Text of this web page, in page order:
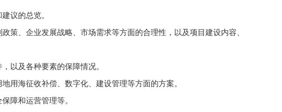
议的总览。
策、企业发展战略、市场需求等方面的合理性，以及项目建设内容、
以及各种要素的保障情况。
用海征收补偿、数字化、建设管理等方面的方案。
障和运营管理等。